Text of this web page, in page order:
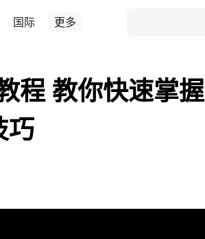
国际 更多
程 教你快速掌握
巧